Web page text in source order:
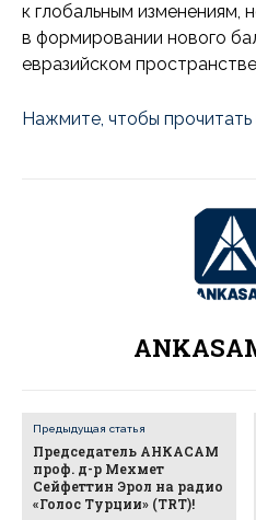
к глобальным изменениям,
в формировании нового
евразийском
Нажмите, чтобы
Предыдущая статья
Председатель АНКАСАМ
проф. д-р Мехмет
Сейфеттин Эрол на радио
«Голос Турции» (TRT)!